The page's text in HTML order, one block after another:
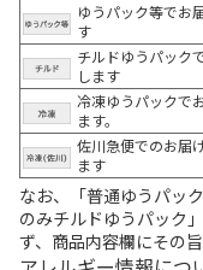
ゆうパック等でお
す
チルドゆうパック
します
冷凍ゆうパックで
ます。
佐川急便でのお届
ます
なお、「普通ゆうパッ
のみチルドゆうパック
ず、商品内容欄にその